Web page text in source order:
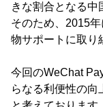
きな割合となる中
そのため、2015
物サポートに取り
今回のWeChat
らなる利便性の向